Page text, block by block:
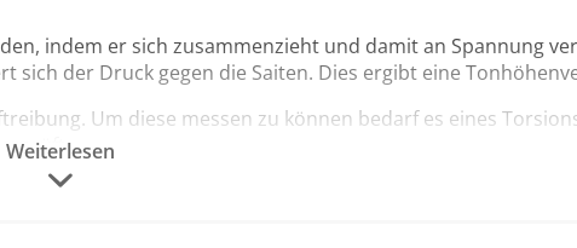
indem er sich zusammenzieht und damit an Spannung
der Druck gegen die Saiten. Dies ergibt eine
Um diese messen zu können bedarf es eines
Weiterlesen